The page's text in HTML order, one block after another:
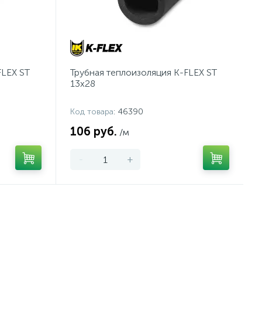
ST
Трубная теплоизоляция K-FLEX ST
13x28
Код товара: 46390
106 руб. /м
- +